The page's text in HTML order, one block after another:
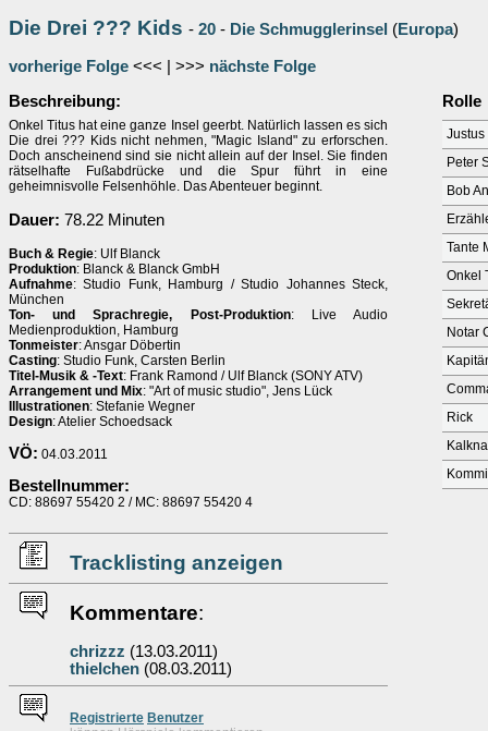
Die Drei ??? Kids - 20 - Die Schmugglerinsel (Europa)
vorherige Folge <<< | >>> nächste Folge
Beschreibung:
Onkel Titus hat eine ganze Insel geerbt. Natürlich lassen es sich
Die drei ??? Kids nicht nehmen, "Magic Island" zu erforschen.
Doch anscheinend sind sie nicht allein auf der Insel. Sie finden
rätselhafte Fußabdrücke und die Spur führt in eine
geheimnisvolle Felsenhöhle. Das Abenteuer beginnt.
Dauer: 78.22 Minuten
Buch & Regie: Ulf Blanck
Produktion: Blanck & Blanck GmbH
Aufnahme: Studio Funk, Hamburg / Studio Johannes Steck,
München
Ton- und Sprachregie, Post-Produktion: Live Audio
Medienproduktion, Hamburg
Tonmeister: Ansgar Döbertin
Casting: Studio Funk, Carsten Berlin
Titel-Musik & -Text: Frank Ramond / Ulf Blanck (SONY ATV)
Arrangement und Mix: "Art of music studio", Jens Lück
Illustrationen: Stefanie Wegner
Design: Atelier Schoedsack
VÖ: 04.03.2011
Bestellnummer:
CD: 88697 55420 2 / MC: 88697 55420 4
Tracklisting anzeigen
Kommentare:
chrizzz (13.03.2011)
thielchen (08.03.2011)
Registrierte Benutzer
Rolle
Justus
Peter
Bob
Tante
Onkel
Notar
Rick